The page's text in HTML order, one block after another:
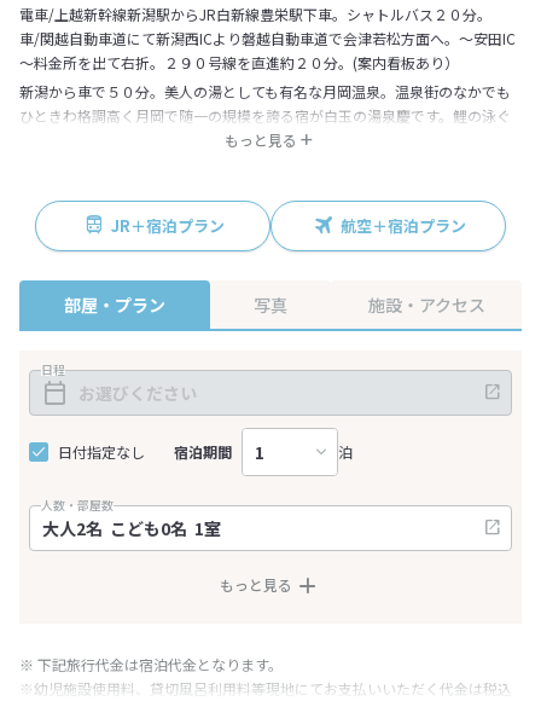
電車/上越新幹線新潟駅からJR白新線豊栄駅下車。シャトルバス２０分。
車/関越自動車道にて新潟西ICより磐越自動車道で会津若松方面へ。～安田IC
～料金所を出て右折。２９０号線を直進約２０分。(案内看板あり）
もっと見る
新潟から車で５０分。美人の湯としても有名な月岡温泉。温泉街のなかでも
ひときわ格調高く月岡で随一の規模を誇る宿が白玉の湯泉慶です。鯉の泳ぐ
ゴージャスな吹き抜けのロビー、館内のいたる所に配された絵画や彫刻は、
ションホールも自慢の一つです。
JR＋宿泊プラン 航空＋宿泊プラン
部屋・プラン 写真 施設・アクセス
日程
日付指定なし 宿泊期間 泊
人数・部屋数
もっと見る
※ 下記旅行代金は宿泊代金となります。
※幼児施設使用料、貸切風呂利用料等現地にてお支払いいただく代金は税込